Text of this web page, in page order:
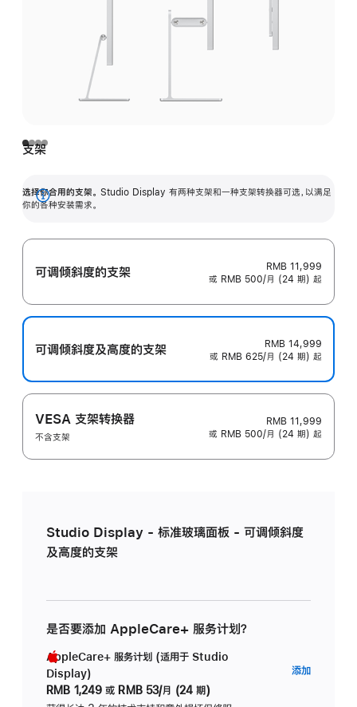
支架
选择你合用的支架。 Studio Display 有两种支架和一种支架转换器可选，以满足
你的各种安装需求。
展
可调倾斜度的支架
RMB 11,999
或 RMB 500/月 (24 期) 起
可调倾斜度及高‍度的支‍架
RMB 14,999
或 RMB 625/月 (24 期) 起
VESA 支架转换器
不含支架
RMB 11,999
或 RMB 500/月 (24 期) 起
Studio Display - 标准玻璃面板 - 可调倾斜度
及高度的支架
是否要添加 AppleCare+ 服务计划？
AppleCare+ 服务计划 (适用于 Studio
Display)
RMB 1,249 或 RMB 53/月 (24 期)
添加